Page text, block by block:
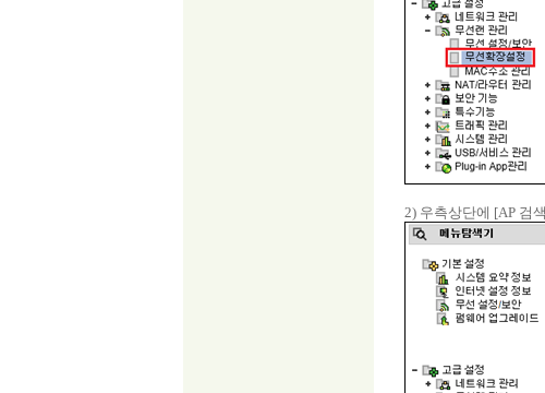
2) 우측상단에 [AP 검